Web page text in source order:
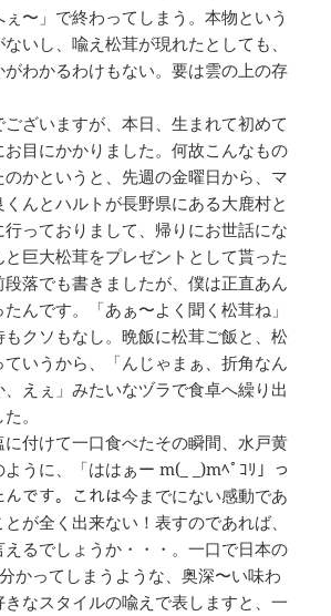
〜」で終わってしまう。本物という
いし、喩え松茸が現れたとしても、
わかるわけもない。要は雲の上の存
ざいますが、本日、生まれて初めて
目にかかりました。何故こんなもの
かというと、先週の金曜日から、マ
んとハルトが長野県にある大鹿村と
っておりまして、帰りにお世話にな
巨大松茸をプレゼントとして貰った
段落でも書きましたが、僕は正直あん
んです。「あぁ〜よく聞く松茸ね」
もクソもなし。晩飯に松茸ご飯と、松
いうから、「んじゃまぁ、折角なん
えぇ」みたいなヅラで食卓へ繰り出
。
付けて一口食べたその瞬間、水戸黄
うに、「ははぁー m(_ _)mﾍﾟｺﾘ」っ
です。これは今までにない感動であ
が全く出来ない！表すのであれば、
るでしょうか・・・。一口で日本の
かってしまうような、奥深〜い味わ
なスタイルの喩えで表しますと、一